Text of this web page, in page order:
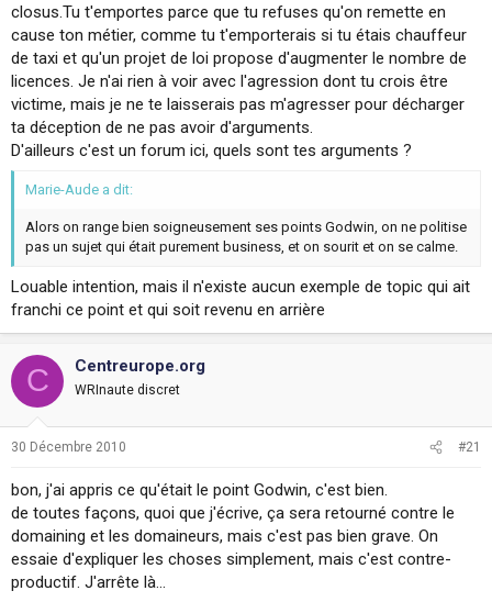
closus.Tu t'emportes parce que tu refuses qu'on remette en
cause ton métier, comme tu t'emporterais si tu étais chauffeur
de taxi et qu'un projet de loi propose d'augmenter le nombre de
licences. Je n'ai rien à voir avec l'agression dont tu crois être
victime, mais je ne te laisserais pas m'agresser pour décharger
ta déception de ne pas avoir d'arguments.
D'ailleurs c'est un forum ici, quels sont tes arguments ?
Marie-Aude a dit:
Alors on range bien soigneusement ses points Godwin, on ne politise
pas un sujet qui était purement business, et on sourit et on se calme.
Louable intention, mais il n'existe aucun exemple de topic qui ait
franchi ce point et qui soit revenu en arrière
C Centreurope.org
WRInaute discret
30 Décembre 2010 #21
bon, j'ai appris ce qu'était le point Godwin, c'est bien.
de toutes façons, quoi que j'écrive, ça sera retourné contre le
domaining et les domaineurs, mais c'est pas bien grave. On
essaie d'expliquer les choses simplement, mais c'est contre-
productif. J'arrête là...